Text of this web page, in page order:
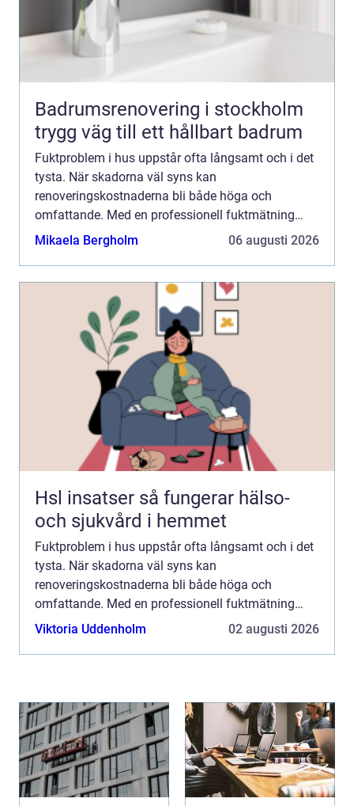
Badrumsrenovering i stockholm
trygg väg till ett hållbart badrum
Fuktproblem i hus uppstår ofta långsamt och i det
tysta. När skadorna väl syns kan
renoveringskostnaderna bli både höga och
omfattande. Med en professionell fuktmätning
Stockholm minskar risken för obehaglig...
Mikaela Bergholm 06 augusti 2026
Hsl insatser så fungerar hälso-
och sjukvård i hemmet
Fuktproblem i hus uppstår ofta långsamt och i det
tysta. När skadorna väl syns kan
renoveringskostnaderna bli både höga och
omfattande. Med en professionell fuktmätning
Stockholm minskar risken för obehaglig...
Viktoria Uddenholm 02 augusti 2026